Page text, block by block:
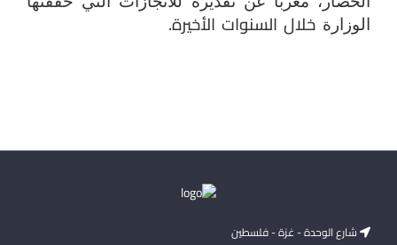
الوزارة خلال السنوات الأخيرة.
شارع الوحدة - غزة - فلسطين